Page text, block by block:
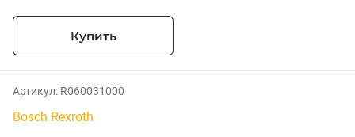
Купить
Артикул: R060031000
Bosch Rexroth